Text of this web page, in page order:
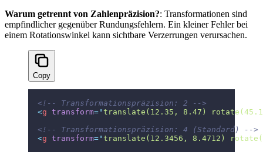
Warum getrennt von Zahlenpräzision?: Transformationen sind
empfindlicher gegenüber Rundungsfehlern. Ein kleiner Fehler bei
einem Rotationswinkel kann sichtbare Verzerrungen verursachen.
Copy
<!-- Transformationspräzision: 2 -->
<g transform="translate(12.35, 8.47)
<!-- Transformationspräzision: 4 (Standard) -->
<g transform="translate(12.3456, 8.4712)